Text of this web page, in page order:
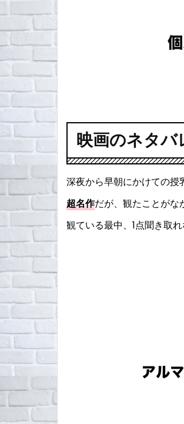
映画のネタバ
深夜から早朝にかけての授
超名作だが、観たことがな
観ている最中、1点聞き取